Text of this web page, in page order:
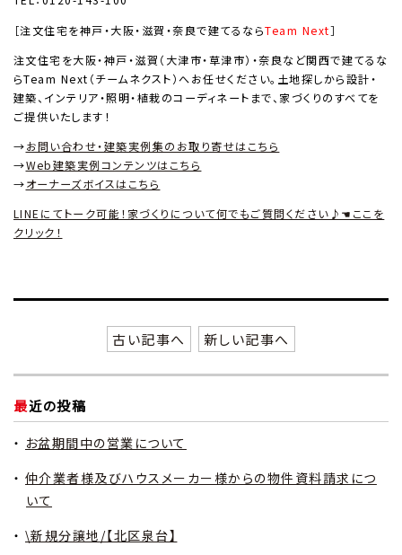
［注文住宅を神戸・大阪・滋賀・奈良で建てるならTeam Next］
注文住宅を大阪・神戸・滋賀（大津市・草津市）・奈良など関西で建てるな
らTeam Next（チームネクスト）へお任せください。土地探しから設計・
建築、インテリア・照明・植栽のコーディネートまで、家づくりのすべてを
ご提供いたします！
→お問い合わせ・建築実例集のお取り寄せはこちら
→Web建築実例コンテンツはこちら
→オーナーズボイスはこちら
LINEにてトーク可能！家づくりについて何でもご質問ください♪☚ここを
クリック！
古い記事へ 新しい記事へ
最近の投稿
お盆期間中の営業について
仲介業者様及びハウスメーカー様からの物件資料請求につ
いて
\新規分譲地/【北区泉台】